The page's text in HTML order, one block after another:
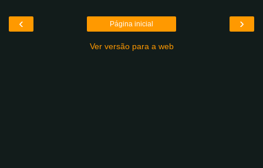
‹ ›
Página inicial
Ver versão para a web